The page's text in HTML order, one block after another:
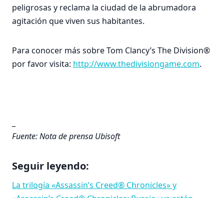
peligrosas y reclama la ciudad de la abrumadora
agitación que viven sus habitantes.
Para conocer más sobre Tom Clancy’s The Division®
por favor visita: http://www.thedivisiongame.com.
Fuente: Nota de prensa Ubisoft
Seguir leyendo:
La trilogía «Assassin’s Creed® Chronicles» y